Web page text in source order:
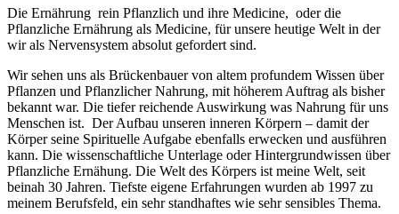
Die Ernährung rein Pflanzlich und ihre Medicine, oder die
Pflanzliche Ernährung als Medicine, für unsere heutige Welt in der
wir als Nervensystem absolut gefordert sind.
Wir sehen uns als Brückenbauer von altem profundem Wissen über
Pflanzen und Pflanzlicher Nahrung, mit höherem Auftrag als bisher
bekannt war. Die tiefer reichende Auswirkung was Nahrung für uns
Menschen ist. Der Aufbau unseren inneren Körpern – damit der
Körper seine Spirituelle Aufgabe ebenfalls erwecken und ausführen
kann. Die wissenschaftliche Unterlage oder Hintergrundwissen über
Pflanzliche Ernähung. Die Welt des Körpers ist meine Welt, seit
beinah 30 Jahren. Tiefste eigene Erfahrungen wurden ab 1997 zu
meinem Berufsfeld, ein sehr standhaftes wie sehr sensibles Thema.